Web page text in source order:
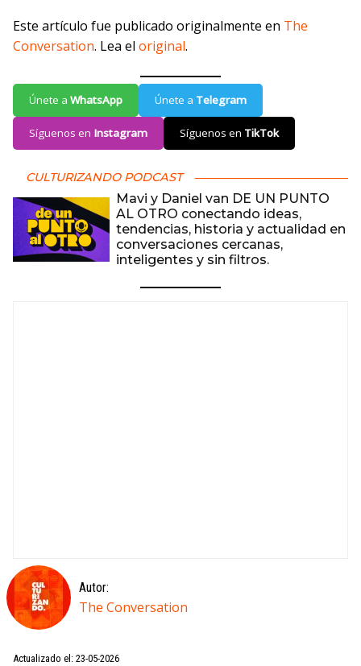
Este artículo fue publicado originalmente en The
Conversation. Lea el original.
Únete a WhatsApp Únete a Telegram
Síguenos en Instagram Síguenos en TikTok
CULTURIZANDO PODCAST
Mavi y Daniel van DE UN PUNTO
AL OTRO conectando ideas,
tendencias, historia y actualidad en
conversaciones cercanas,
inteligentes y sin filtros.
Autor:
The Conversation
Actualizado el: 23-05-2026